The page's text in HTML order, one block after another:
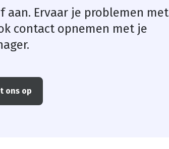
Ervaar je problemen met
contact opnemen met je
ons op